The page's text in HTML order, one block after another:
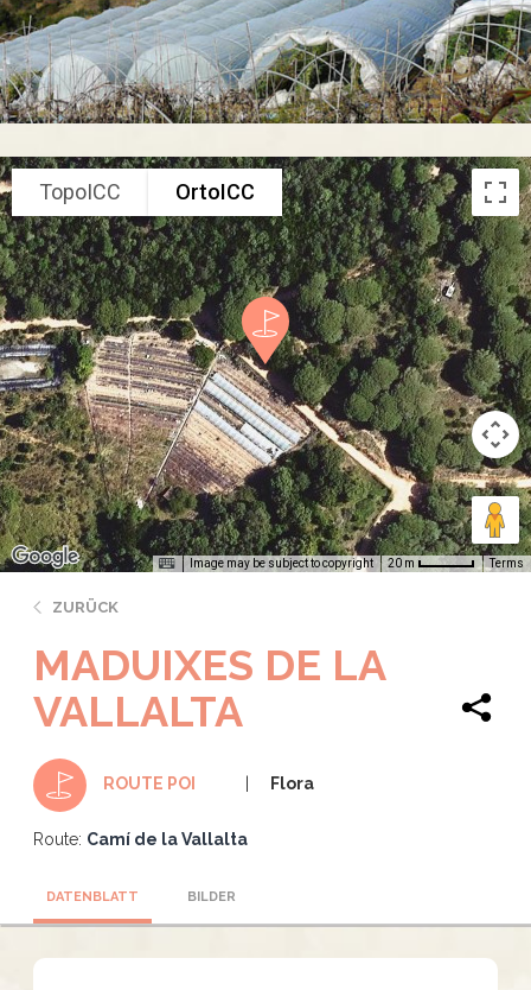
TopoICC OrtoICC
Image may be subject to copyright 20 m Terms
ZURÜCK
MADUIXES DE LA
VALLALTA
ROUTE POI Flora
Route: Camí de la Vallalta
DATENBLATT BILDER